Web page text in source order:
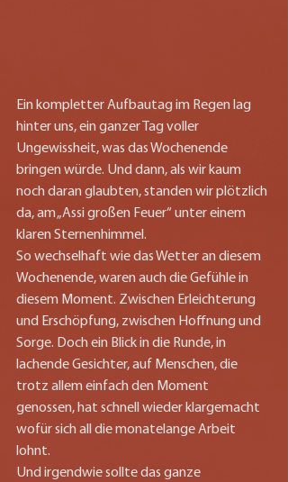
Ein kompletter Aufbautag im Regen lag
hinter uns, ein ganzer Tag voller
Ungewissheit, was das Wochenende
bringen würde. Und dann, als wir kaum
noch daran glaubten, standen wir plötzlich
da, am „Assi großen Feuer“ unter einem
klaren Sternenhimmel.
So wechselhaft wie das Wetter an diesem
Wochenende, waren auch die Gefühle in
diesem Moment. Zwischen Erleichterung
und Erschöpfung, zwischen Hoffnung und
Sorge. Doch ein Blick in die Runde, in
lachende Gesichter, auf Menschen, die
trotz allem einfach den Moment
genossen, hat schnell wieder klargemacht
wofür sich all die monatelange Arbeit
lohnt.
Und irgendwie sollte das ganze